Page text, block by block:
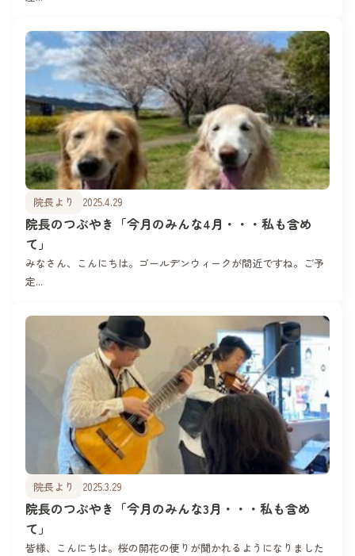
院長より 2025.4.29
院長のつぶやき「今月のみんな4月・・・私も含め
て」
みなさん、こんにちは。ゴールデンウィークが間近ですね。ご予
定...
院長より 2025.3.29
院長のつぶやき「今月のみんな3月・・・私も含め
て」
皆様、こんにちは。桜の開花の便りが聞かれるようになりました